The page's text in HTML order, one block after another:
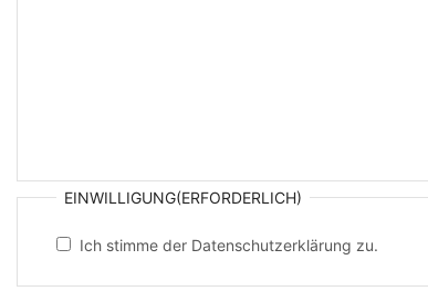
EINWILLIGUNG(ERFORDERLICH)
Ich stimme der Datenschutzerklärung zu.